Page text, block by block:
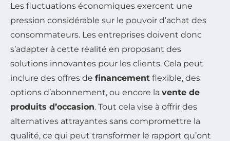
Les fluctuations économiques exercent une
pression considérable sur le pouvoir d’achat des
consommateurs. Les entreprises doivent donc
s’adapter à cette réalité en proposant des
solutions innovantes pour les clients. Cela peut
inclure des offres de financement flexible, des
options d’abonnement, ou encore la vente de
produits d’occasion. Tout cela vise à offrir des
alternatives attrayantes sans compromettre la
qualité, ce qui peut transformer le rapport qu’ont